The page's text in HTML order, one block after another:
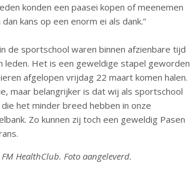
konden een paasei kopen of meenemen
kans op een enorm ei als dank.”
de sportschool waren binnen afzienbare tijd
Het is een geweldige stapel geworden
afgelopen vrijdag 22 maart komen halen.
maar belangrijker is dat wij als sportschool
het minder breed hebben in onze
Zo kunnen zij toch een geweldig Pasen
HealthClub. Foto aangeleverd.